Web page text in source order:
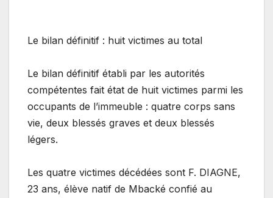
Le bilan définitif : huit victimes au total
Le bilan définitif établi par les autorités
compétentes fait état de huit victimes parmi les
occupants de l’immeuble : quatre corps sans
vie, deux blessés graves et deux blessés
légers.
Les quatre victimes décédées sont F. DIAGNE,
23 ans, élève natif de Mbacké confié au